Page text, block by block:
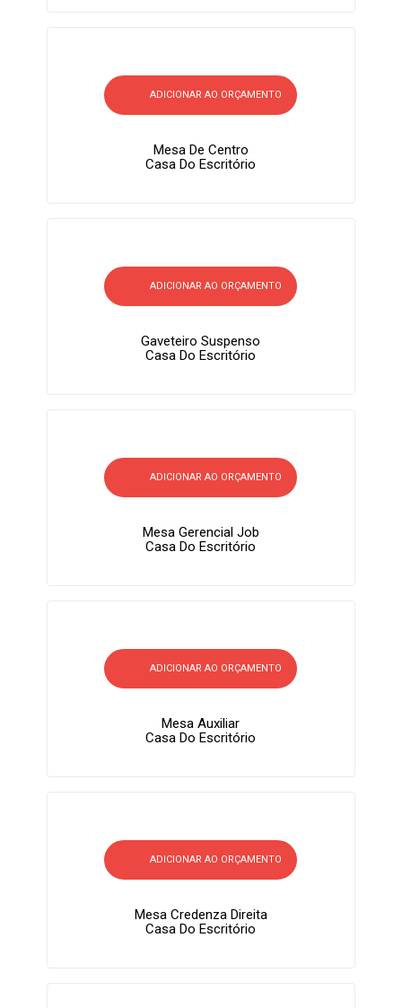
ADICIONAR AO ORÇAMENTO
Mesa De Centro
Casa Do Escritório
ADICIONAR AO ORÇAMENTO
Gaveteiro Suspenso
Casa Do Escritório
ADICIONAR AO ORÇAMENTO
Mesa Gerencial Job
Casa Do Escritório
ADICIONAR AO ORÇAMENTO
Mesa Auxiliar
Casa Do Escritório
ADICIONAR AO ORÇAMENTO
Mesa Credenza Direita
Casa Do Escritório